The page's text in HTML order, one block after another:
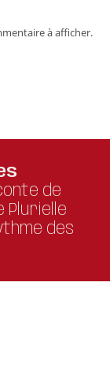
à afficher.
de
Plurielle
des